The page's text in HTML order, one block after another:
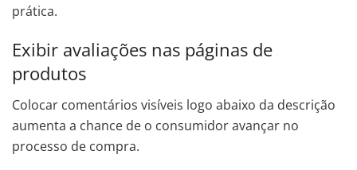
prática.
Exibir avaliações nas páginas de
produtos
Colocar comentários visíveis logo abaixo da descrição
aumenta a chance de o consumidor avançar no
processo de compra.